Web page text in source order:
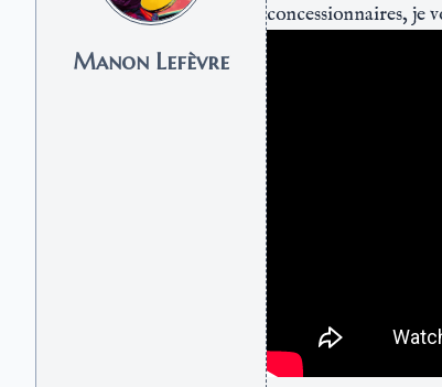
Manon Lefèvre
concessionnaires, je